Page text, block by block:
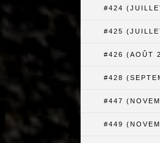
#424
#425
#426 (AOÛT
#428
#447
#449